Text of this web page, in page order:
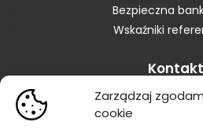
Zarządzaj
cookie
Bezpieczna
Wskaźniki
Kontakt
Skontaktuj się z